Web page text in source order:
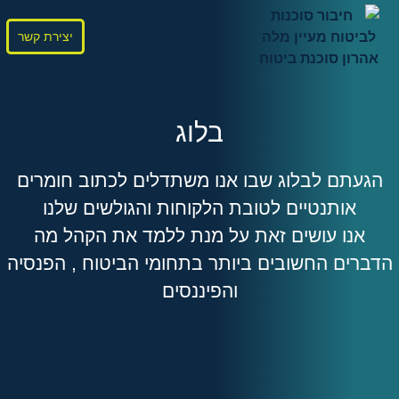
יצירת קשר
בלוג
הגעתם לבלוג שבו אנו משתדלים לכתוב חומרים
אותנטיים לטובת הלקוחות והגולשים שלנו
אנו עושים זאת על מנת ללמד את הקהל מה
הדברים החשובים ביותר בתחומי הביטוח , הפנסיה
והפיננסים